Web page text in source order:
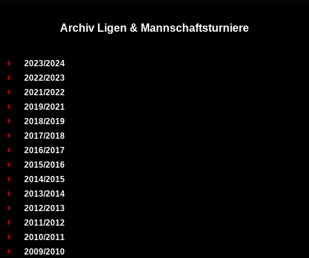
Archiv Ligen & Mannschaftsturniere
2023/2024
2022/2023
2021/2022
2019/2021
2018/2019
2017/2018
2016/2017
2015/2016
2014/2015
2013/2014
2012/2013
2011/2012
2010/2011
2009/2010